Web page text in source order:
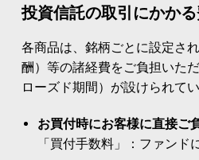
投資信託の取引にかか
各商品は、銘柄ごとに設定さ
酬）等の諸経費をご負担いた
ローズド期間）が設けられて
お買付時にお客様に直接ご
「買付手数料」：ファンド